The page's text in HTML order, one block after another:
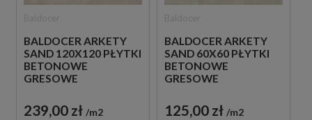
BALDOCER ARKETY
SAND 120X120 PŁYTKI
BETONOWE
GRESOWE
239,00 zł m2
BALDOCER ARKETY
SAND 60X60 PŁYTKI
BETONOWE
GRESOWE
125,00 zł m2